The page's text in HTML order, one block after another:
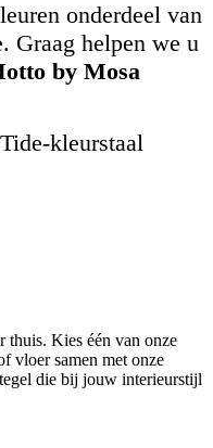
onderdeel van
Graag helpen we u
by Mosa
kleurstaal
thuis. Kies één van onze
vloer samen met onze
die bij jouw interieurstijl